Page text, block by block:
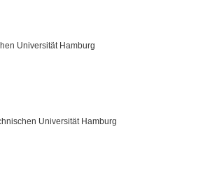
Universität Hamburg
Universität Hamburg